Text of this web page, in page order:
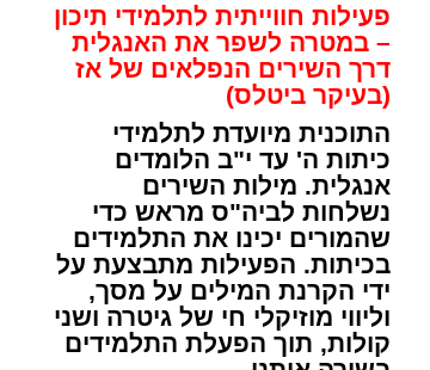
פעילות חווייתית לתלמידי תיכון
– במטרה לשפר את האנגלית
דרך השירים הנפלאים של אז
(בעיקר ביטלס)
התוכנית מיועדת לתלמידי
כיתות ה' עד י"ב הלומדים
אנגלית. מילות השירים
נשלחות לביה"ס מראש כדי
שהמורים יכינו את התלמידים
בכיתות. הפעילות מתבצעת על
ידי הקרנת המילים על מסך,
וליווי מוזיקלי חי של גיטרה ושני
קולות, תוך הפעלת התלמידים